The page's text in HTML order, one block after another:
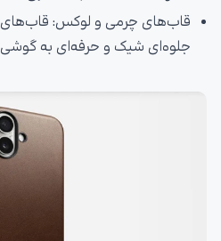
قاب‌های چرمی و لوکس: قاب‌های
جلوه‌ای شیک و حرفه‌ای به